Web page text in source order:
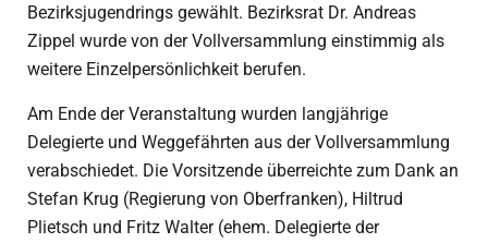
Bezirksjugendrings gewählt. Bezirksrat Dr. Andreas
Zippel wurde von der Vollversammlung einstimmig als
weitere Einzelpersönlichkeit berufen.
Am Ende der Veranstaltung wurden langjährige
Delegierte und Weggefährten aus der Vollversammlung
verabschiedet. Die Vorsitzende überreichte zum Dank an
Stefan Krug (Regierung von Oberfranken), Hiltrud
Plietsch und Fritz Walter (ehem. Delegierte der